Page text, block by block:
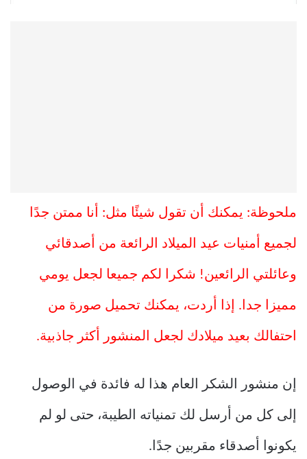
ملحوظة: يمكنك أن تقول شيئًا مثل: أنا ممتن جدًا
لجميع أمنيات عيد الميلاد الرائعة من أصدقائي
وعائلتي الرائعين! شكرا لكم جميعا لجعل يومي
مميزا جدا. إذا أردت، يمكنك تحميل صورة من
احتفالك بعيد ميلادك لجعل المنشور أكثر جاذبية.
إن منشور الشكر العام هذا له فائدة في الوصول
إلى كل من أرسل لك تمنياته الطيبة، حتى لو لم
يكونوا أصدقاء مقربين جدًا.